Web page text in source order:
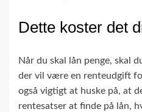
Dette koster det
Når du skal lån penge, skal
der vil være en renteudgift
også vigtigt at huske på, at
rentesatser at finde på lån,